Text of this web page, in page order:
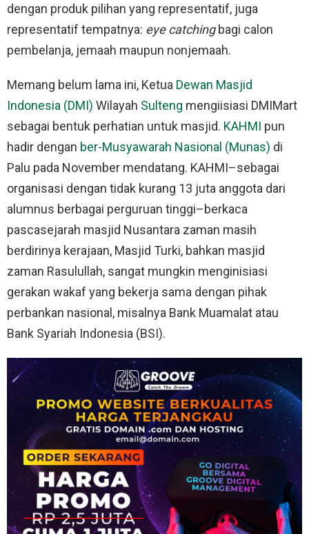
dengan produk pilihan yang representatif, juga
representatif tempatnya: eye catchingbagi calon
pembelanja, jemaah maupun nonjemaah.
Memang belum lama ini, Ketua Dewan Masjid
Indonesia (DMI) Wilayah Sulteng mengiisiasi DMIMart
sebagai bentuk perhatian untuk masjid. KAHMI pun
hadir dengan ber-Musyawarah Nasional (Munas) di
Palu pada November mendatang. KAHMI–sebagai
organisasi dengan tidak kurang 13 juta anggota dari
alumnus berbagai perguruan tinggi–berkaca
pascasejarah masjid Nusantara zaman masih
berdirinya kerajaan, Masjid Turki, bahkan masjid
zaman Rasulullah, sangat mungkin menginisiasi
gerakan wakaf yang bekerja sama dengan pihak
perbankan nasional, misalnya Bank Muamalat atau
Bank Syariah Indonesia (BSI).